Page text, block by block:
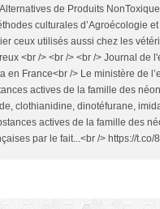
de Produits
culturales d’Agroécologie
ceux utilisés aussi chez les
<br /> <br /> <br /> Journal de
en France<br /> Le ministère de
actives de la famille des
clothianidine, dinotéfurane,
actives de la famille des
par le fait...<br /> https://t.co/